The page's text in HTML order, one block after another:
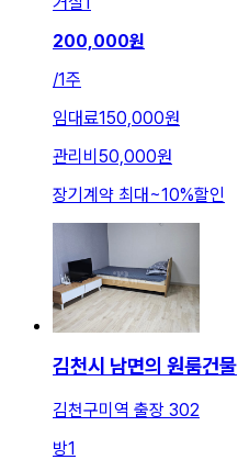
200,000원
/1주
임대료150,000원
관리비 50,000원
장기계약 최대~10%할인
김천시 남면의 원룸건물
김천구미역 출장 302
방1